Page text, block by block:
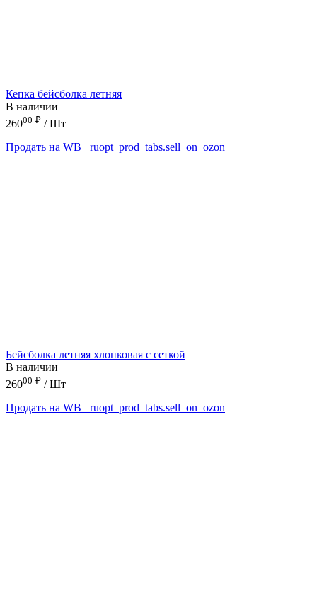
Кепка бейсболка летняя
В наличии
26000 ₽ / Шт
Продать на WB
_ruopt_prod_tabs.sell_on_ozon
Бейсболка летняя хлопковая с сеткой
В наличии
26000 ₽ / Шт
Продать на WB
_ruopt_prod_tabs.sell_on_ozon